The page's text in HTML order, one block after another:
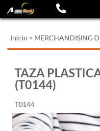
Inicio > MERCHANDISING
TAZA
(T0144)
T0144